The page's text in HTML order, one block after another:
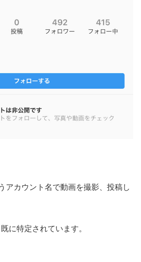
アカウント名で動画を撮影、投稿し
に特定されています。